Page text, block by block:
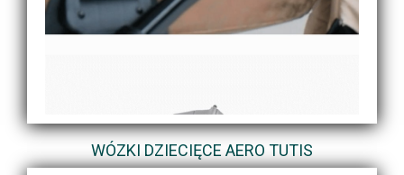
WÓZKI DZIECIĘCE AERO TUTIS